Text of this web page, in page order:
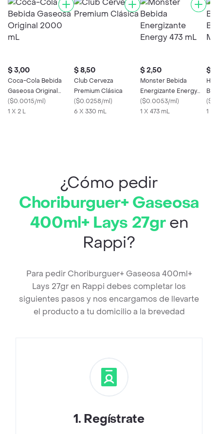
$ 3,00
Coca-Cola Bebida
Gaseosa Original
2000 mL
($0.0015/ml)
1 X 2 L
$ 8,50
Club Cerveza
Premium Clásica
($0.0258/ml)
6 X 330 mL
$ 2,50
Monster Bebida
Energizante Energy
473 mL
($0.0053/ml)
1 X 473 mL
$
(
1
¿Cómo pedir
Choriburguer+ Gaseosa
400ml+ Lays 27gren
Rappi?
Para pedir Choriburguer+ Gaseosa 400ml+
Lays 27gr en Rappi debes completar los
siguientes pasos y nos encargamos de llevarte
el producto a tu domicilio a la brevedad
1. Regístrate